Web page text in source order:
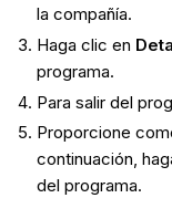
la compañía.
Haga clic en
programa.
Para salir del
Proporcione
continuación,
del programa.